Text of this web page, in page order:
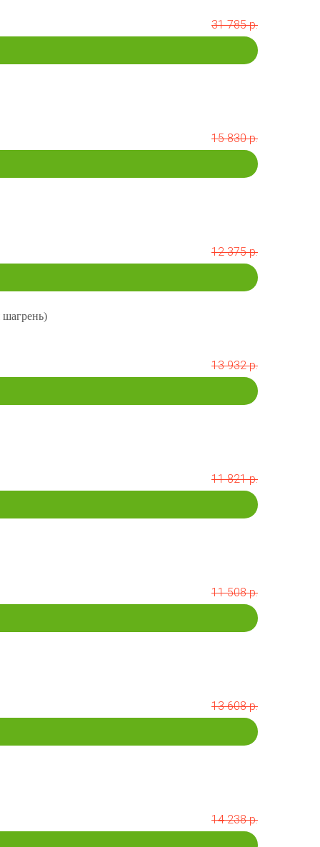
31 785 р.
15 830 р.
12 375 р.
13 932 р.
11 821 р.
11 508 р.
13 608 р.
14 238 р.